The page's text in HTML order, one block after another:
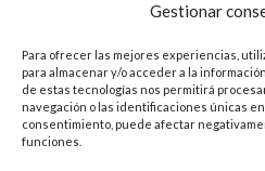
Gestionar
Para ofrecer las mejores experiencias,
para almacenar y/o acceder a la
de estas tecnologías nos permitirá
navegación o las identificaciones únicas
consentimiento, puede afectar
funciones.
de Albacete, Universidad de
Director científico de